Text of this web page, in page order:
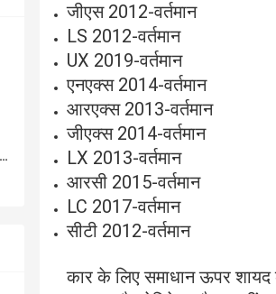
जीएस 2012-वर्तमान
LS 2012-वर्तमान
UX 2019-वर्तमान
एनएक्स 2014-वर्तमान
आरएक्स 2013-वर्तमान
जीएक्स 2014-वर्तमान
LX 2013-वर्तमान
आरसी 2015-वर्तमान
LC 2017-वर्तमान
सीटी 2012-वर्तमान
कार के लिए समाधान ऊपर